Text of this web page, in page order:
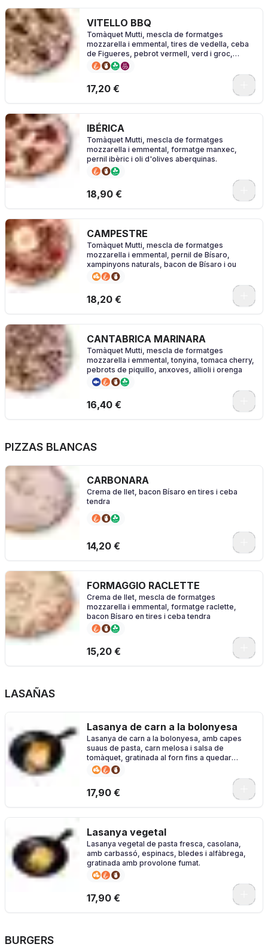
VITELLO BBQ
Tomàquet Mutti, mescla de formatges
mozzarella i emmental, tires de vedella, ceba
de Figueres, pebrot vermell, verd i groc,
pebrots de Padró i sal
17,20 €
IBÉRICA
Tomàquet Mutti, mescla de formatges
mozzarella i emmental, formatge manxec,
pernil ibèric i oli d'olives aberquinas.
18,90 €
CAMPESTRE
Tomàquet Mutti, mescla de formatges
mozzarella i emmental, pernil de Bísaro,
xampinyons naturals, bacon de Bísaro i ou
18,20 €
CANTABRICA MARINARA
Tomàquet Mutti, mescla de formatges
mozzarella i emmental, tonyina, tomaca cherry,
pebrots de piquillo, anxoves, allioli i orenga
16,40 €
PIZZAS BLANCAS
CARBONARA
Crema de llet, bacon Bísaro en tires i ceba
tendra
14,20 €
FORMAGGIO RACLETTE
Crema de llet, mescla de formatges
mozzarella i emmental, formatge raclette,
bacon Bísaro en tires i ceba tendra
15,20 €
LASAÑAS
Lasanya de carn a la bolonyesa
Lasanya de carn a la bolonyesa, amb capes
suaus de pasta, carn melosa i salsa de
tomàquet, gratinada al forn fins a quedar
daurada i irresistible.
17,90 €
Lasanya vegetal
Lasanya vegetal de pasta fresca, casolana,
amb carbassó, espinacs, bledes i alfàbrega,
gratinada amb provolone fumat.
17,90 €
BURGERS